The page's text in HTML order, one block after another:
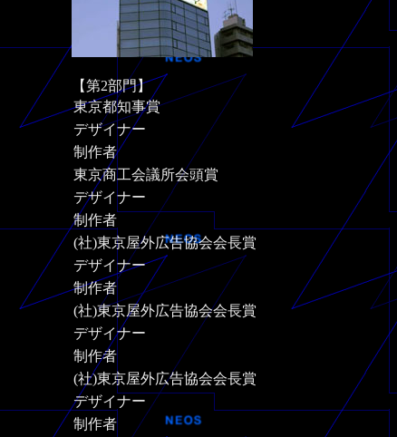
【第2部門】
東京都知事賞
デザイナー
制作者
東京商工会議所会頭賞
デザイナー
制作者
(社)東京屋外広告協会会長賞
デザイナー
制作者
(社)東京屋外広告協会会長賞
デザイナー
制作者
(社)東京屋外広告協会会長賞
デザイナー
制作者